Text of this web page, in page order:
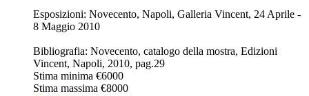
Esposizioni: Novecento, Napoli, Galleria Vincent, 24 Aprile -
8 Maggio 2010
Bibliografia: Novecento, catalogo della mostra, Edizioni
Vincent, Napoli, 2010, pag.29
Stima minima €6000
Stima massima €8000